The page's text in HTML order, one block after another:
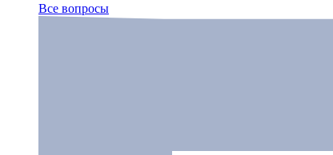
Все вопросы